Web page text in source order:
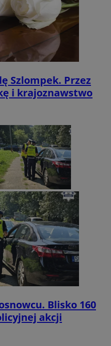
Szlompek. Przez
i krajoznawstwo
Blisko 160
akcji